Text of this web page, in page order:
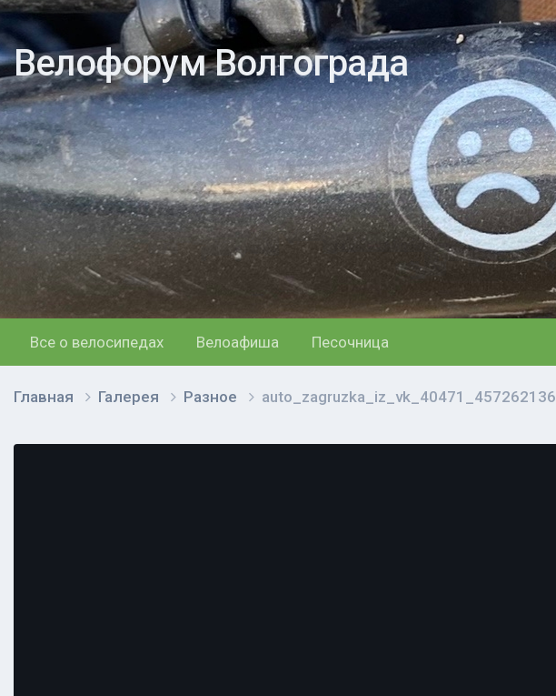
Велофорум Волгограда
Все о велосипедах Велоафиша Песочница
Главная Галерея Разное auto_zagruzka_iz_vk_40471_457262136